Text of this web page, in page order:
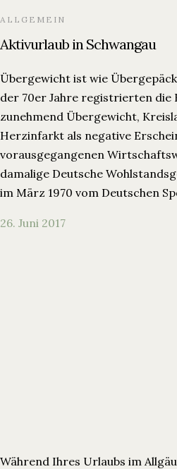
ALLGEMEIN
Aktivurlaub in Schwangau
Übergewicht ist wie
der 70er Jahre registrierten die
zunehmend Übergewicht,
Herzinfarkt als negative
vorausgegangenen
damalige Deutsche
im März 1970 vom Deutschen
26. Juni 2017
Während Ihres Urlaubs im